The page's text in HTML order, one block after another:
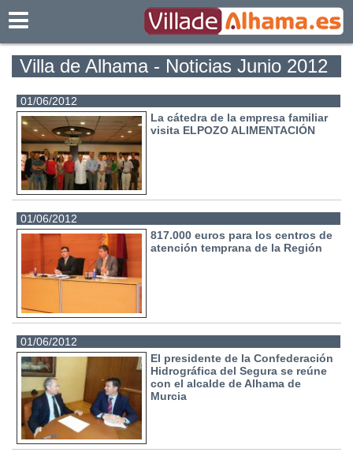
Villa de Alhama - Noticias Junio 2012
01/06/2012
La cátedra de la empresa familiar
visita ELPOZO ALIMENTACIÓN
01/06/2012
817.000 euros para los centros de
atención temprana de la Región
01/06/2012
El presidente de la Confederación
Hidrográfica del Segura se reúne
con el alcalde de Alhama de
Murcia